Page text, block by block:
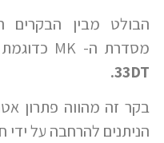
הבולט מבין הבקרים
מסדרת ה- MK כדוגמת
33DT.
בקר זה מהווה פתרון
הניתנים להרחבה על ידי